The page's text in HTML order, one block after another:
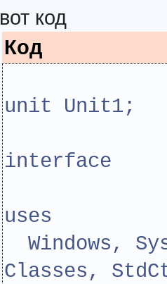
вот код
Код
unit Unit1;
interface
uses
Windows,
Classes,